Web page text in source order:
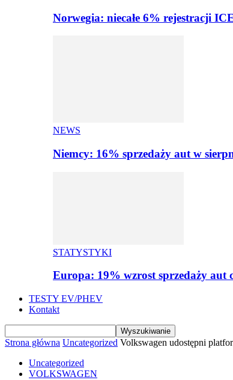
Norwegia: niecałe 6% rejestracji
NEWS
Niemcy: 16% sprzedaży aut w
STATYSTYKI
Europa: 19% wzrost sprzedaży aut
TESTY EV/PHEV
Kontakt
Strona główna Uncategorized Volkswagen udostępni
Uncategorized
VOLKSWAGEN